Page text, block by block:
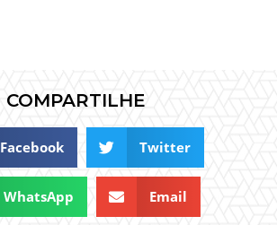
COMPARTILHE
Facebook Twitter
WhatsApp Email